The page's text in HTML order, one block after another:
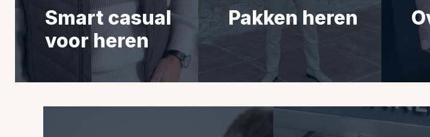
Smart casual
voor heren
Pakken heren